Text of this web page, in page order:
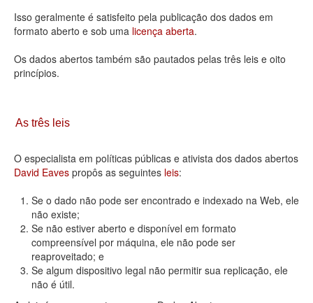
Administração
Legislação
Agenda
Contato
Isso geralmente é satisfeito pela publicação dos dados em
formato aberto e sob uma licença aberta.
Os dados abertos também são pautados pelas três leis e oito
princípios.
As três leis
O especialista em políticas públicas e ativista dos dados abertos
David Eaves propôs as seguintes leis:
Se o dado não pode ser encontrado e indexado na Web, ele
não existe;
Se não estiver aberto e disponível em formato
compreensível por máquina, ele não pode ser
reaproveitado; e
Se algum dispositivo legal não permitir sua replicação, ele
não é útil.